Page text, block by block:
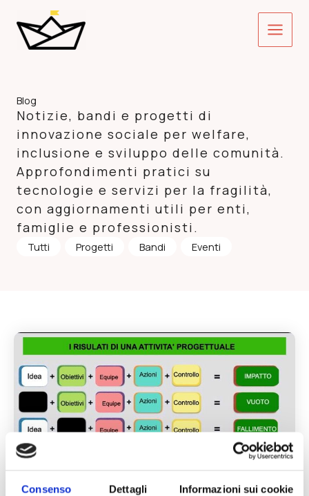
Consenso Dettagli Informazioni sui cookie
contenuto
Main
Menu
Blog
Notizie, bandi e progetti di
innovazione sociale per welfare,
inclusione e sviluppo delle comunità.
Approfondimenti pratici su
tecnologie e servizi per la fragilità,
con aggiornamenti utili per enti,
famiglie e professionisti.
Tutti Progetti Bandi Eventi